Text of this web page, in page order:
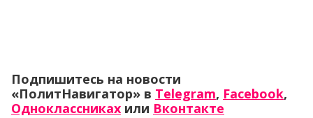
Подпишитесь на новости
«ПолитНавигатор» в Telegram, Facebook,
Одноклассниках или Вконтакте